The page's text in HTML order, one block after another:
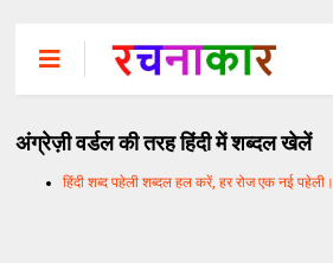
अंग्रेज़ी वर्डल की तरह हिंदी में शब्दल खेलें
हिंदी शब्द पहेली शब्दल हल करें, हर रोज एक नई पहेली।